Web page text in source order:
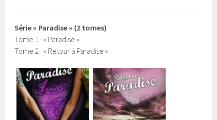
Série « Paradise » (2 tomes)
Tome 1 : « Paradise »
Tome 2 : « Retour à Paradise »